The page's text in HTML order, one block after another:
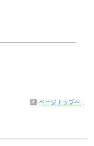
ページトップへ